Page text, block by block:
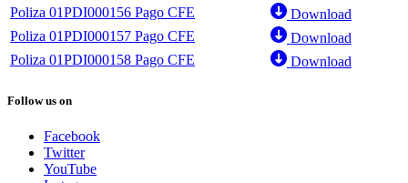
Poliza 01PDI000156 Pago CFE
Download
Poliza 01PDI000157 Pago CFE
Download
Poliza 01PDI000158 Pago CFE
Download
Follow us on
Facebook
Twitter
YouTube